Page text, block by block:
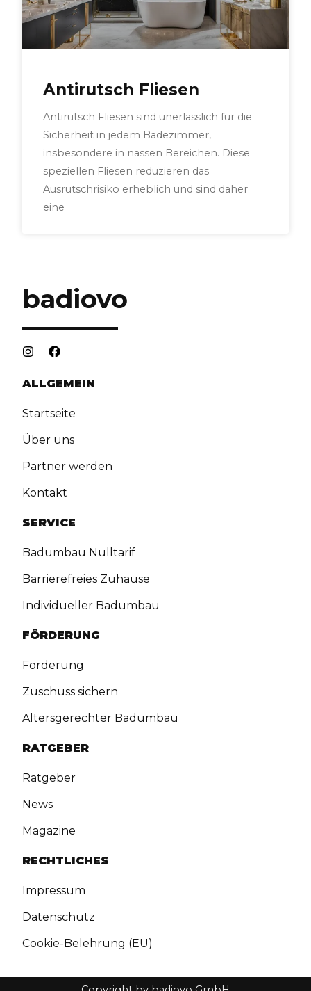
Antirutsch Fliesen
Antirutsch Fliesen sind unerlässlich für die
Sicherheit in jedem Badezimmer,
insbesondere in nassen Bereichen. Diese
speziellen Fliesen reduzieren das
Ausrutschrisiko erheblich und sind daher
eine
badiovo
ALLGEMEIN
Startseite
Über uns
Partner werden
Kontakt
SERVICE
Badumbau Nulltarif
Barrierefreies Zuhause
Individueller Badumbau
FÖRDERUNG
Förderung
Zuschuss sichern
Altersgerechter Badumbau
RATGEBER
Ratgeber
News
Magazine
RECHTLICHES
Impressum
Datenschutz
Cookie-Belehrung (EU)